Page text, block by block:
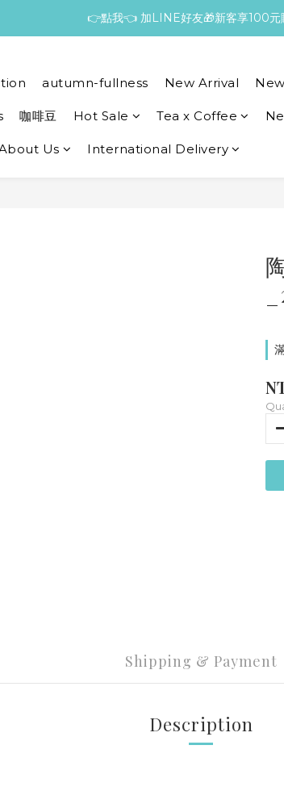
👉點我👈 加LINE好友🎁新客享100元
autumn-fullness New Arrival
咖啡豆 Hot Sale Tea x Coffee
Us International Delivery
Shipping & Payment
Description